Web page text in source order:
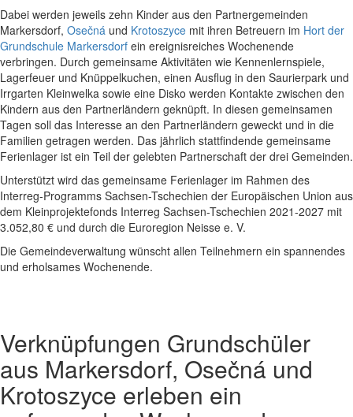
Dabei werden jeweils zehn Kinder aus den Partnergemeinden
Markersdorf, Osečná und Krotoszyce mit ihren Betreuern im Hort der
Grundschule Markersdorf ein ereignisreiches Wochenende
verbringen. Durch gemeinsame Aktivitäten wie Kennenlernspiele,
Lagerfeuer und Knüppelkuchen, einen Ausflug in den Saurierpark und
Irrgarten Kleinwelka sowie eine Disko werden Kontakte zwischen den
Kindern aus den Partnerländern geknüpft. In diesen gemeinsamen
Tagen soll das Interesse an den Partnerländern geweckt und in die
Familien getragen werden. Das jährlich stattfindende gemeinsame
Ferienlager ist ein Teil der gelebten Partnerschaft der drei Gemeinden.
Unterstützt wird das gemeinsame Ferienlager im Rahmen des
Interreg-Programms Sachsen-Tschechien der Europäischen Union aus
dem Kleinprojektefonds Interreg Sachsen-Tschechien 2021-2027 mit
3.052,80 € und durch die Euroregion Neisse e. V.
Die Gemeindeverwaltung wünscht allen Teilnehmern ein spannendes
und erholsames Wochenende.
Verknüpfungen Grundschüler
aus Markersdorf, Osečná und
Krotoszyce erleben ein